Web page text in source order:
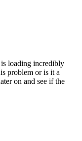
loading incredibly
problem or is it a
on and see if the